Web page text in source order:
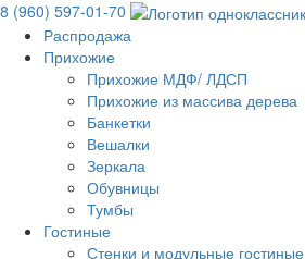
8 (960) 597-01-70
Распродажа
Прихожие
Прихожие МДФ/ ЛДСП
Прихожие из массива дерева
Банкетки
Вешалки
Зеркала
Обувницы
Тумбы
Гостиные
Стенки и модульные гостиные